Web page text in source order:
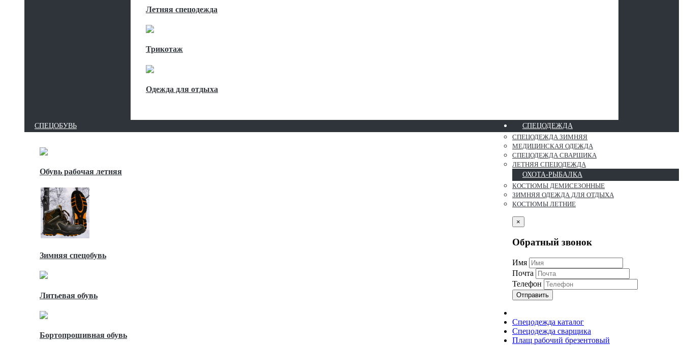
Летняя спецодежда
Трикотаж
Одежда для отдыха
СПЕЦОБУВЬ
Обувь рабочая летняя
Зимняя спецобувь
Литьевая обувь
Бортопрошивная обувь
СПЕЦОДЕЖДА
СПЕЦОДЕЖДА ЗИМНЯЯ
МЕДИЦИНСКАЯ ОДЕЖДА
СПЕЦОДЕЖДА СВАРЩИКА
ЛЕТНЯЯ СПЕЦОДЕЖДА
ОХОТА-РЫБАЛКА
КОСТЮМЫ ДЕМИСЕЗОННЫЕ
ЗИМНЯЯ ОДЕЖДА ДЛЯ ОТДЫХА
КОСТЮМЫ ЛЕТНИЕ
×
Обратный звонок
Имя
Почта
Телефон
Отправить
Спецодежда каталог
Спецодежда сварщика
Плащ рабочий брезентовый